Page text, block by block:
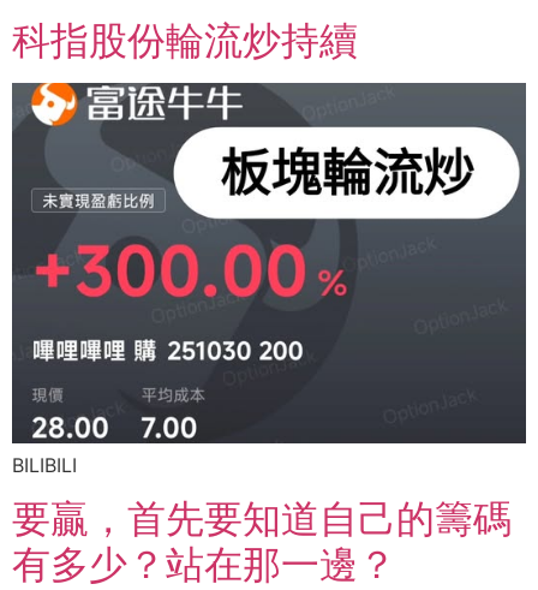
科指股份輪流炒持續
BILIBILI
要贏，首先要知道自己的籌碼
有多少？站在那一邊？